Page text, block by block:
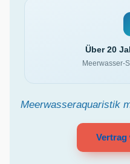
Über 20
Meerwasser-
Meerwasseraquaristik
Vertrag